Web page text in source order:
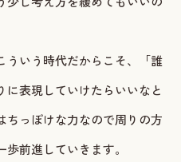
ういう時代だからこそ、「誰
表現していけたらいいなと
ちっぽけな力なので周りの方
前進していきます。